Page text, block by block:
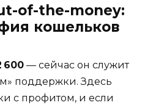
of-the-money:
кошельков
600 — сейчас он служит
поддержки. Здесь
с профитом, и если